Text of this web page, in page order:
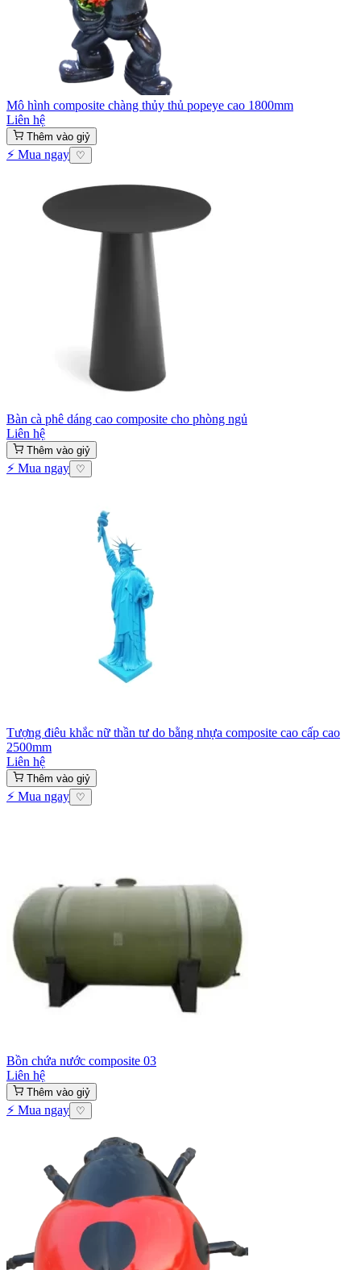
Mô hình composite chàng thủy thủ popeye cao 1800mm
Liên hệ
Thêm vào giỷ
⚡ Mua ngay ♡
Bàn cà phê dáng cao composite cho phòng ngủ
Liên hệ
Thêm vào giỷ
⚡ Mua ngay ♡
Tượng điêu khắc nữ thần tư do bằng nhựa composite cao cấp cao
2500mm
Liên hệ
Thêm vào giỷ
⚡ Mua ngay ♡
Bồn chứa nước composite 03
Liên hệ
Thêm vào giỷ
⚡ Mua ngay ♡